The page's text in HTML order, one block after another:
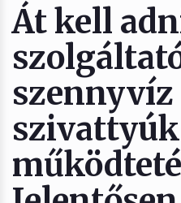
Át kell
szennyvíz
szivattyúk